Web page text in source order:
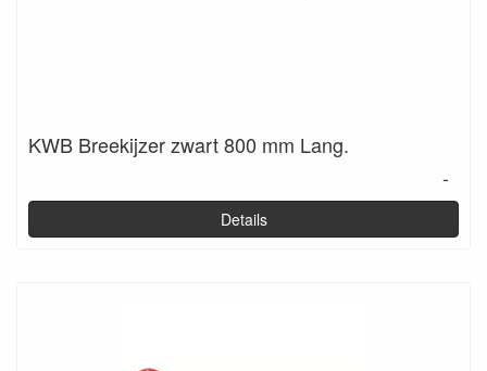
KWB Breekijzer zwart 800 mm Lang.
-
Details